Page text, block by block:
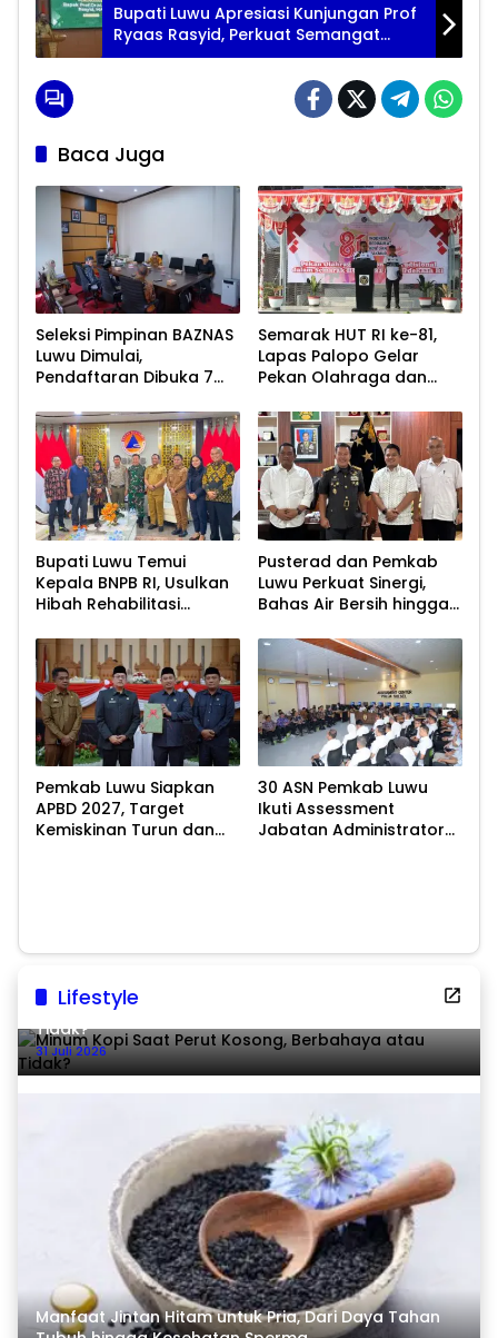
Bupati Luwu Apresiasi Kunjungan Prof
Ryaas Rasyid, Perkuat Semangat
Reformasi Birokrasi
Baca Juga
Seleksi Pimpinan BAZNAS
Luwu Dimulai,
Pendaftaran Dibuka 7
Semarak HUT RI ke-81,
Lapas Palopo Gelar
Pekan Olahraga dan
Bupati Luwu Temui
Kepala BNPB RI, Usulkan
Hibah Rehabilitasi
Pusterad dan Pemkab
Luwu Perkuat Sinergi,
Bahas Air Bersih hingga
Pascabencana
Pemkab Luwu Siapkan
APBD 2027, Target
Kemiskinan Turun dan
30 ASN Pemkab Luwu
Ikuti Assessment
Jabatan Administrator
Lifestyle
Minum Kopi Saat Perut Kosong, Berbahaya atau
Tidak?
31 Juli 2026
Manfaat Jintan Hitam untuk Pria, Dari Daya Tahan